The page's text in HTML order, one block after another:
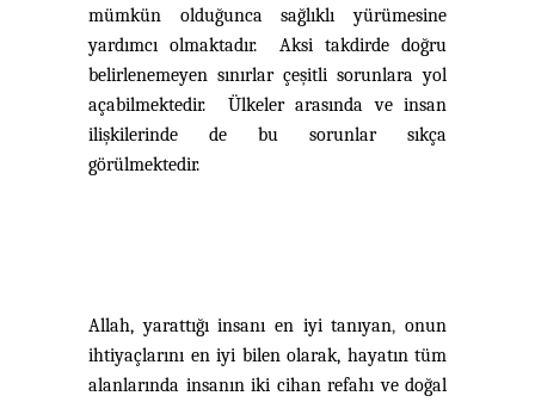
mümkün olduğunca sağlıklı yürümesine
yardımcı olmaktadır. Aksi takdirde doğru
belirlenemeyen sınırlar çeşitli sorunlara yol
açabilmektedir. Ülkeler arasında ve insan
ilişkilerinde de bu sorunlar sıkça
görülmektedir.
Allah, yarattığı insanı en iyi tanıyan,onun
ihtiyaçlarını en iyi bilen olarak, hayatın tüm
alanlarında insanın iki cihan refahı ve doğal